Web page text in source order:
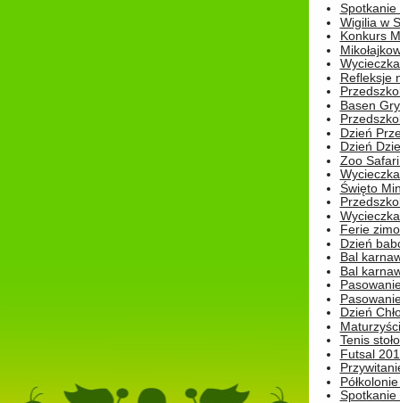
Spotkanie
Wigilia w
Konkurs
Refleksje
Basen
Dzień
Dzień
Zoo
Święto
Ferie
Dzień
Bal
Bal
Dzień
Tenis
Futsal